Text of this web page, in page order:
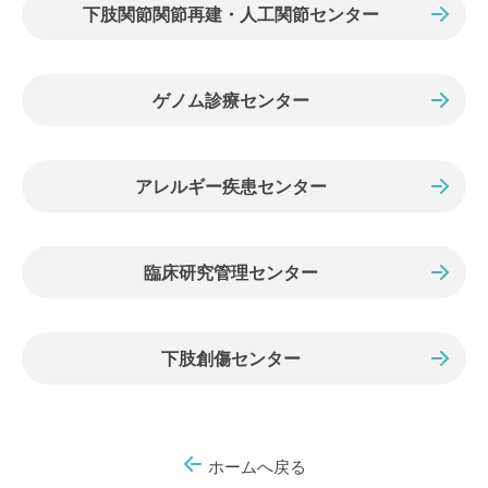
下肢関節関節再建・人工関節センター
ゲノム診療センター
アレルギー疾患センター
臨床研究管理センター
下肢創傷センター
ホームへ戻る